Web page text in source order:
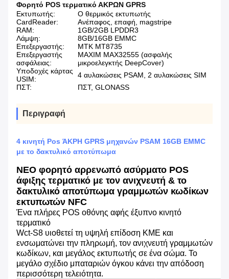
Φορητό POS τερματικό ΑΚΡΩΝ GPRS
Εκτυπωτής:
Ο θερμικός εκτυπωτής
CardReader:
Ανέπαφος, επαφή, magstripe
RAM:
1GB/2GB LPDDR3
Λάμψη:
8GB/16GB EMMC
Επεξεργαστής:
MTK MT8735
Επεξεργαστής
ασφάλειας:
MAXIM MAX32555 (ασφαλής
μικροελεγκτής DeepCover)
Υποδοχές κάρτας
USIM:
4 αυλακώσεις PSAM, 2 αυλακώσεις SIM
ΠΣΤ:
ΠΣΤ, GLONASS
Περιγραφή
4 κινητή Pos ΆΚΡΗ GPRS μηχανών PSAM 16GB EMMC
με το δακτυλικό αποτύπωμα
ΝΕΟ φορητό αρρενωπό ασύρματο POS
άφιξης τερματικό με τον ανιχνευτή & το
δακτυλικό αποτύπωμα γραμμωτών κωδίκων
εκτυπωτών NFC
Ένα πλήρες POS οθόνης αφής έξυπνο κινητό
τερματικό
Wct-S8 υιοθετεί τη υψηλή επίδοση ΚΜΕ και
ενσωματώνει την πληρωμή, τον ανιχνευτή γραμμωτών
κωδίκων, και μεγάλος εκτυπωτής σε ένα σώμα. Το
μεγάλο σχέδιο μπαταριών όγκου κάνει την απόδοση
περισσότερη τελειότητα.